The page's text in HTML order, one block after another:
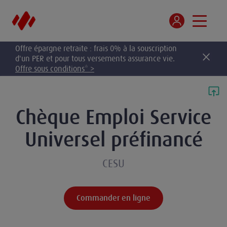
Offre épargne retraite : frais 0% à la souscription
d'un PER et pour tous versements assurance vie.
Offre sous conditions* >
Chèque Emploi Service
Universel préfinancé
CESU
Commander en ligne